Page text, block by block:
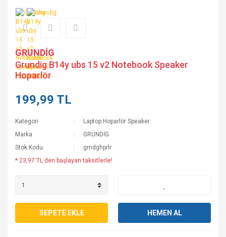
GRUNDİG
Grundig B14y ubs 15 v2 Notebook Speaker
Hoparlör
199,99 TL
Kategori
Laptop Hoparlör Speaker
Marka
GRUNDİG
Stok Kodu
grndghprlr
* 23,97 TL den başlayan taksitlerle!
SEPETE EKLE HEMEN AL